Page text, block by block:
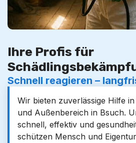
Ihre Profis für
Schnell reagieren –
Wir bieten zuverlässige Hilfe
und Außenbereich in Bsuch.
schnell, effektiv und
schützen Mensch und